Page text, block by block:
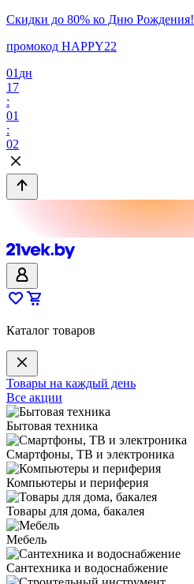
Скидки до 80% ко Дню Рождения!
промокод HAPPY22
01 дн
17
:
01
:
02
Каталог товаров
Товары на каждый день
Все акции
Бытовая техника
Смартфоны, ТВ и электроника
Компьютеры и периферия
Товары для дома, бакалея
Мебель
Сантехника и водоснабжение